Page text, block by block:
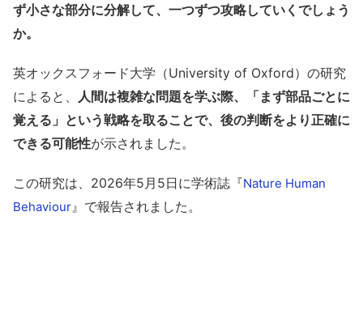
ず小さな部分に分解して、一つずつ攻略していくでしょう
か。
英オックスフォード大学（University of Oxford）の研究
によると、
人間は複雑な問題を学ぶ際、「まず部品ごとに
覚える」という戦略を取ることで、後の判断をより正確に
できる可能性が示されました。
この研究は、2026年5月5日に学術誌『Nature Human
Behaviour 』で報告されました。